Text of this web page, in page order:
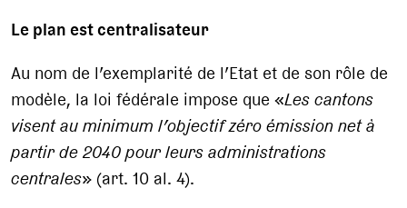
Le plan est centralisateur
Au nom de l’exemplarité de l’Etat et de son rôle de
modèle, la loi fédérale impose que «Les cantons
visent au minimum l’objectif zéro émission net à
partir de 2040 pour leurs administrations
centrales» (art. 10 al. 4).